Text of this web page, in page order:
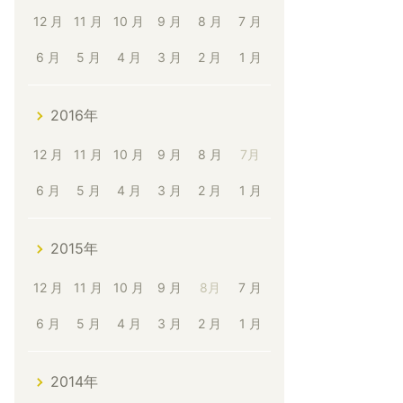
12 月 11 月 10 月 9 月 8 月 7 月
6 月 5 月 4 月 3 月 2 月 1 月
2016年
12 月 11 月 10 月 9 月 8 月 7月
6 月 5 月 4 月 3 月 2 月 1 月
2015年
12 月 11 月 10 月 9 月 8月 7 月
6 月 5 月 4 月 3 月 2 月 1 月
2014年